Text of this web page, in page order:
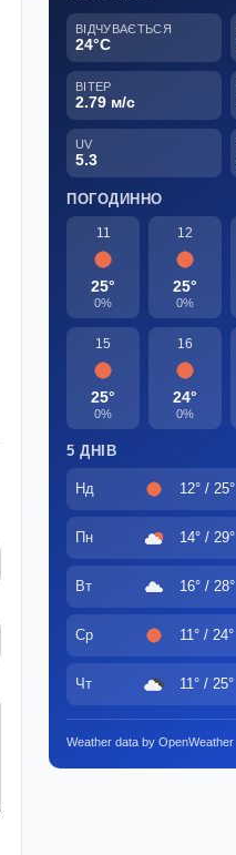
ВІДЧУВАЄТЬСЯ
24°C
ВІТЕР
2.79 м/с
UV
5.3
ПОГОДИННО
11
25°
0%
12
25°
0%
15
25°
0%
16
24°
0%
5 ДНІВ
Нд 12° / 25°
Пн 14° / 29°
Вт 16° / 28°
Ср 11° / 24°
Чт 11° / 25°
Weather data by OpenWeather